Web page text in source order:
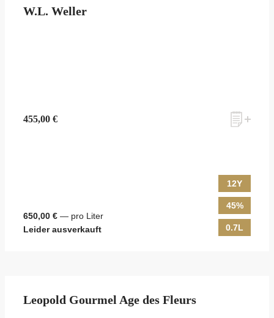
W.L. Weller
455,00 €
650,00 € — pro Liter
Leider ausverkauft
12Y
45%
0.7L
Leopold Gourmel Age des Fleurs